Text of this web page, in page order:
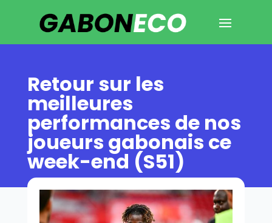
Retour sur les
meilleures
performances de nos
joueurs gabonais ce
week-end (S51)